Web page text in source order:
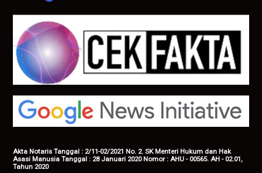
Akta Notaris Tanggal : 2/11-02/2021 No. 2. SK Menteri Hukum dan Hak
Asasi Manusia Tanggal : 28 Januari 2020 Nomor : AHU - 00565. AH - 02.01,
Tahun 2020